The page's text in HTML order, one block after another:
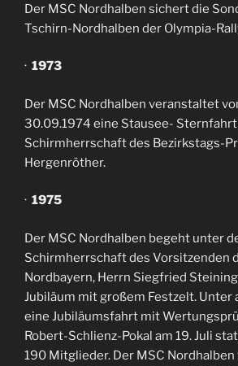
Der MSC Nordhalben sichert die
Tschirn-Nordhalben der Olympia-
· 1973
Der MSC Nordhalben veranstaltet
30.09.1974 eine Stausee-
Schirmherrschaft des Bezirkstags-
Hergenröther.
· 1975
Der MSC Nordhalben begeht unter
Schirmherrschaft des Vorsitzenden
Nordbayern, Herrn Siegfried
Jubiläum mit großem Festzelt. Unter
eine Jubiläumsfahrt mit
Robert-Schlienz-Pokal am 19. Juli
190 Mitglieder. Der MSC